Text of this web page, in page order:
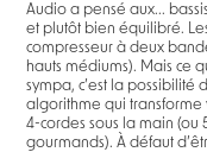
Audio a pensé aux...
et plutôt bien équilibré.
compresseur à deux
hauts médiums). Mais ce
sympa, c’est la possibilité
algorithme qui transforme
4-cordes sous la main (ou
gourmands). À défaut